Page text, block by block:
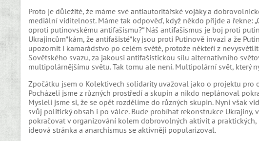
Proto je důležité, že máme své antiautoritářské vojáky a
mediální viditelnost. Máme tak odpověď, když někdo přijde a řekne:
oproti putinovskému antifašismu?“ Náš antifašismus je boj proti
Ukrajincům*kám, že antifašisté*ky jsou proti Putinově invazi a že
upozornit i kamarádstvo po celém světě, protože někteří z
Sovětského svazu, za jakousi antifašistickou sílu alternativního
multipolárnějšímu světu. Tak tomu ale není. Multipolární svět, který
Zpočátku jsem o Kolektivech solidarity uvažoval jako o projektu
Pocházeli jsme z různých prostředí a skupin a nikdo neplánoval
Mysleli jsme si, že se opět rozdělíme do různých skupin. Nyní však
svůj politický obsah i po válce. Bude probíhat rekonstrukce
pokračovat v organizování kolem dobrovolných aktivit a
ideová stránka a anarchismus se aktivněji popularizoval.